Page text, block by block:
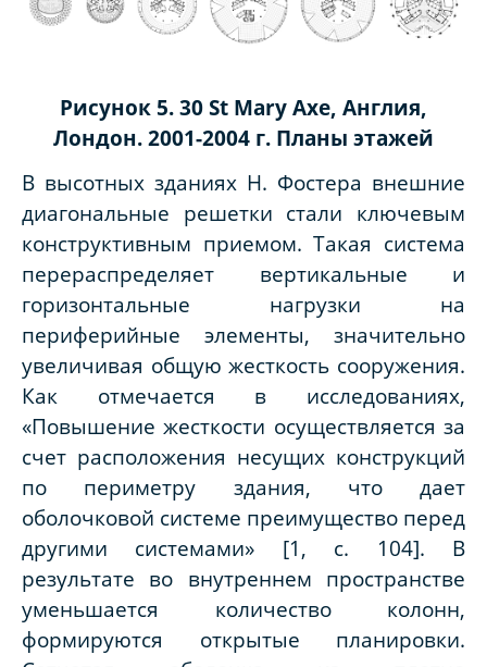
Рисунок 5. 30 St Mary Axe, Англия,
Лондон. 2001-2004 г. Планы этажей
В высотных зданиях Н. Фостера внешние
диагональные решетки стали ключевым
конструктивным приемом. Такая система
перераспределяет вертикальные и
горизонтальные нагрузки на
периферийные элементы, значительно
увеличивая общую жесткость сооружения.
Как отмечается в исследованиях,
«Повышение жесткости осуществляется за
счет расположения несущих конструкций
по периметру здания, что дает
оболочковой системе преимущество перед
другими системами» [1, c. 104]. В
результате во внутреннем пространстве
уменьшается количество колонн,
формируются открытые планировки.